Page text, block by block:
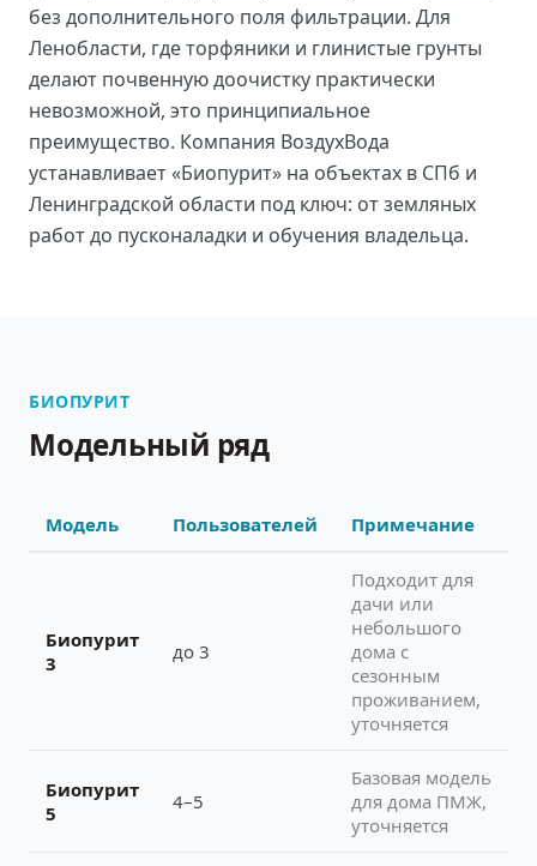
без дополнительного поля фильтрации. Для
Ленобласти, где торфяники и глинистые грунты
делают почвенную доочистку практически
невозможной, это принципиальное
преимущество. Компания ВоздухВода
устанавливает «Биопурит» на объектах в СПб и
Ленинградской области под ключ: от земляных
работ до пусконаладки и обучения владельца.
БИОПУРИТ
Модельный ряд
Модель Пользователей Примечание
Биопурит
3
до 3
Подходит для
дачи или
небольшого
дома с
сезонным
проживанием,
уточняется
Биопурит
5
4–5
Базовая модель
для дома ПМЖ,
уточняется